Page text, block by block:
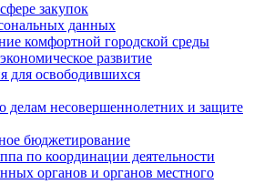
закупок
данных
комфортной городской среды
развитие
для освободившихся
делам несовершеннолетних и защите
бюджетирование
по координации деятельности
органов и органов местного